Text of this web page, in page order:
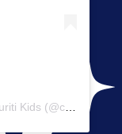
Uma publicação compartilhada por Curiti Kids (@curiti.kids)